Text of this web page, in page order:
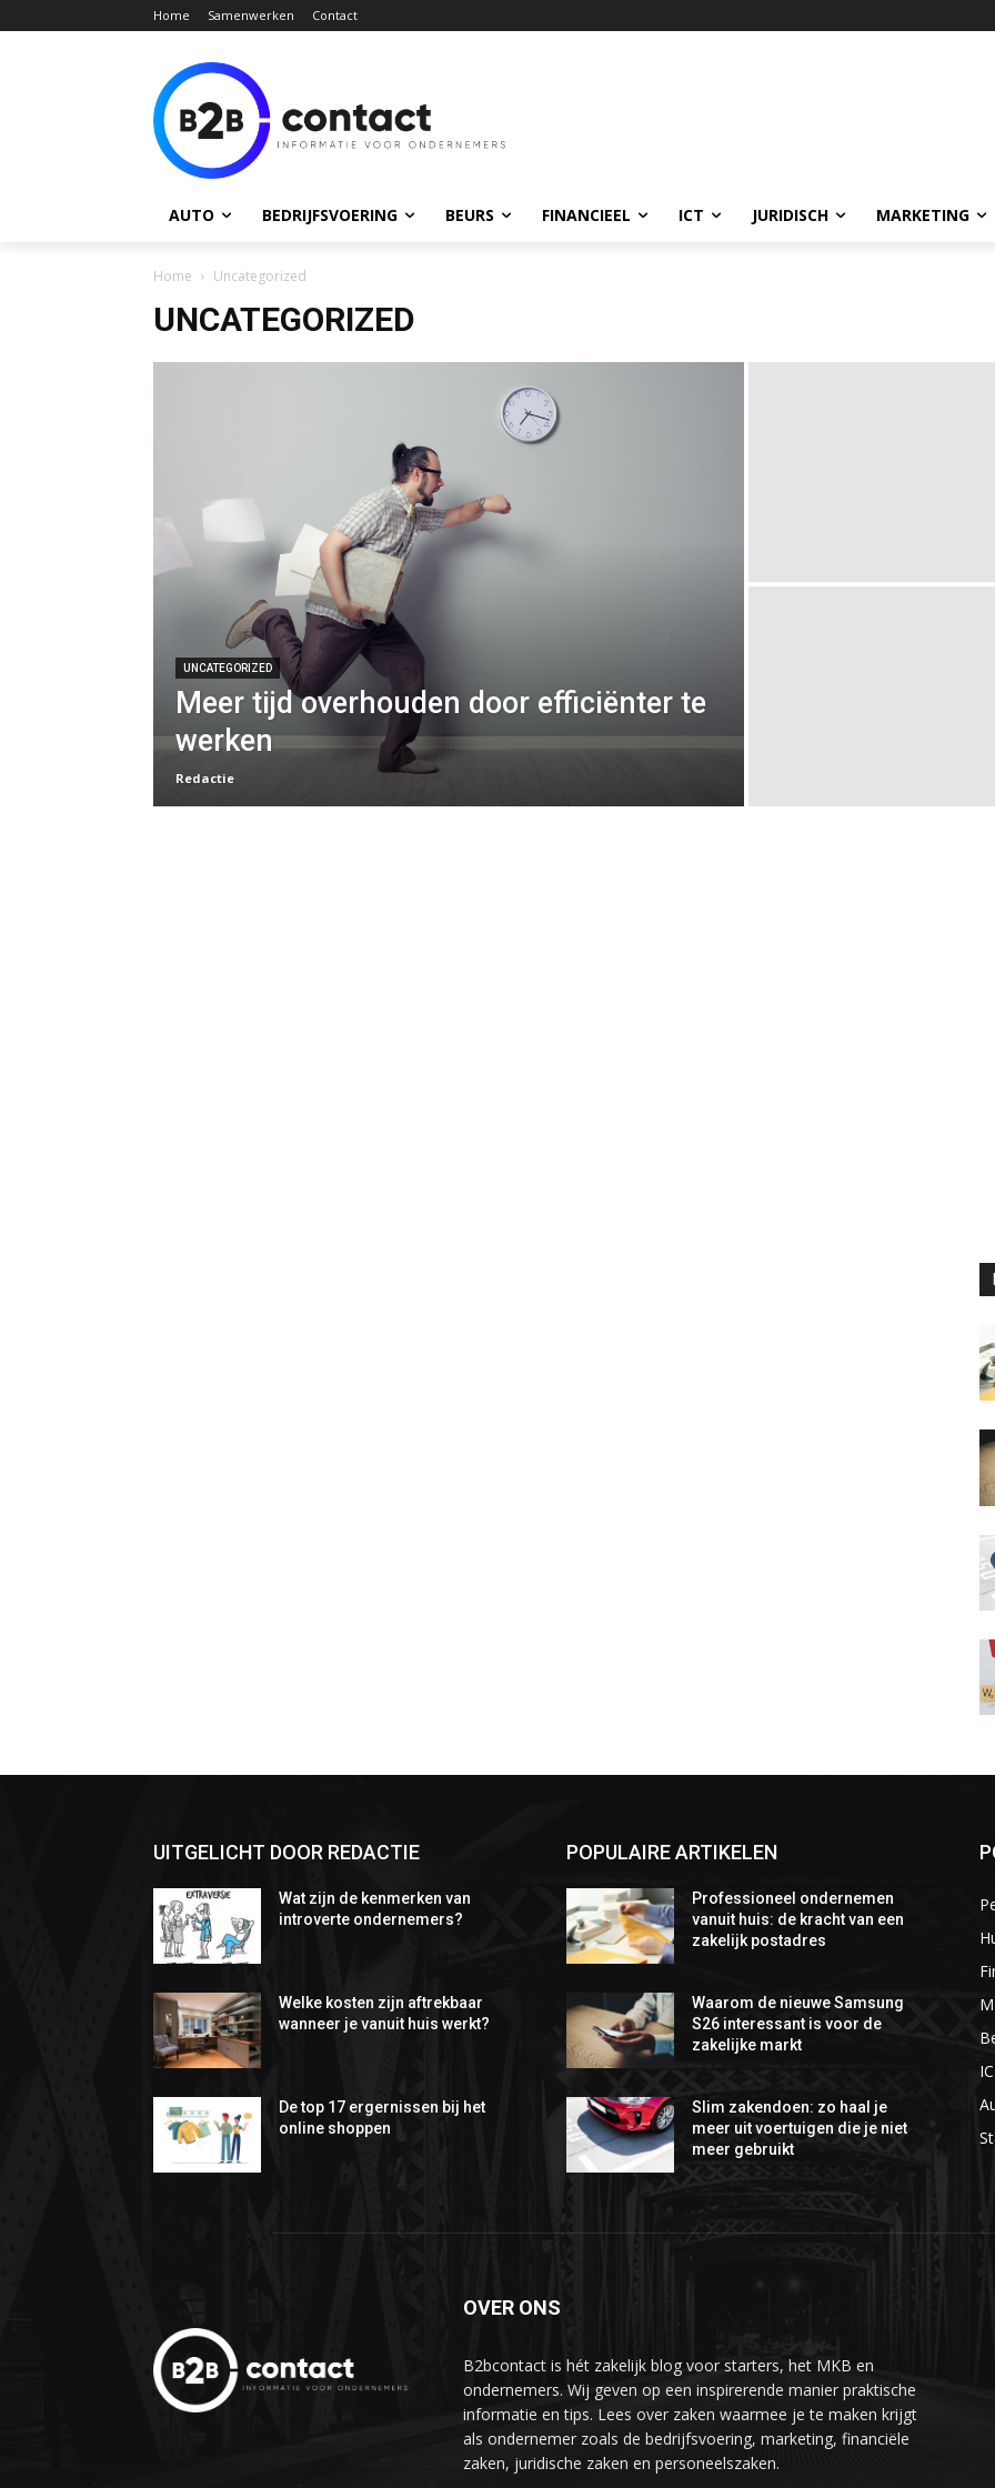
Home Samenwerken Contact
AUTO BEDRIJFSVOERING BEURS FINANCIEEL ICT JURIDISCH MARKETING
Home Uncategorized
UNCATEGORIZED
UNCATEGORIZED
Meer tijd overhouden door efficiënter te
werken
Redactie
UITGELICHT DOOR REDACTIE
Wat zijn de kenmerken van
introverte ondernemers?
Welke kosten zijn aftrekbaar
wanneer je vanuit huis werkt?
De top 17 ergernissen bij het
online shoppen
POPULAIRE ARTIKELEN
Professioneel ondernemen
vanuit huis: de kracht van een
zakelijk postadres
Waarom de nieuwe Samsung
S26 interessant is voor de
zakelijke markt
Slim zakendoen: zo haal je
meer uit voertuigen die je niet
meer gebruikt
OVER ONS
B2bcontact is hét zakelijk blog voor starters, het MKB en
ondernemers. Wij geven op een inspirerende manier praktische
informatie en tips. Lees over zaken waarmee je te maken krijgt
als ondernemer zoals de bedrijfsvoering, marketing, financiële
zaken, juridische zaken en personeelszaken.